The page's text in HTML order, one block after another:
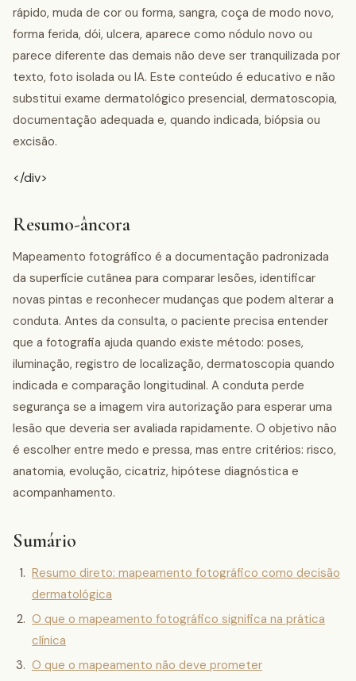
rápido, muda de cor ou forma, sangra, coça de modo novo,
forma ferida, dói, ulcera, aparece como nódulo novo ou
parece diferente das demais não deve ser tranquilizada por
texto, foto isolada ou IA. Este conteúdo é educativo e não
substitui exame dermatológico presencial, dermatoscopia,
documentação adequada e, quando indicada, biópsia ou
excisão.
</div>
Resumo-âncora
Mapeamento fotográfico é a documentação padronizada
da superfície cutânea para comparar lesões, identificar
novas pintas e reconhecer mudanças que podem alterar a
conduta. Antes da consulta, o paciente precisa entender
que a fotografia ajuda quando existe método: poses,
iluminação, registro de localização, dermatoscopia quando
indicada e comparação longitudinal. A conduta perde
segurança se a imagem vira autorização para esperar uma
lesão que deveria ser avaliada rapidamente. O objetivo não
é escolher entre medo e pressa, mas entre critérios: risco,
anatomia, evolução, cicatriz, hipótese diagnóstica e
acompanhamento.
Sumário
Resumo direto: mapeamento fotográfico como decisão
dermatológica
O que o mapeamento fotográfico significa na prática
clínica
O que o mapeamento não deve prometer